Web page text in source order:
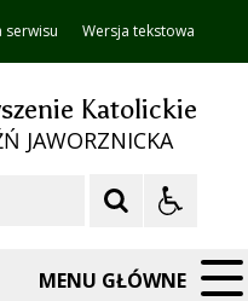
serwisu Wersja tekstowa
Katolickie
JAWORZNICKA
MENU GŁÓWNE